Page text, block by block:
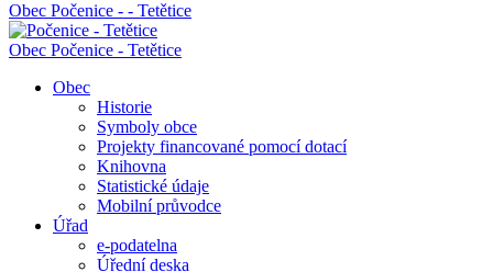
Obec Počenice - - Tetětice
Obec Počenice - Tetětice
Obec
Historie
Symboly obce
Projekty financované pomocí dotací
Knihovna
Statistické údaje
Mobilní průvodce
Úřad
e-podatelna
Úřední deska